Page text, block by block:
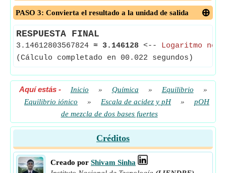
PASO 3: Convierta el resultado a la unidad de salida
RESPUESTA FINAL
3.14612803567824 ≈ 3.146128 <-- Logaritmo
(Cálculo completado en 00.022 segundos)
Aquí estás- Inicio » Química » Equilibrio
»
Equilibrio iónico
» Escala de acidez y pH »
pOH
de mezcla de dos bases fuertes
Créditos
Creado por Shivam Sinha